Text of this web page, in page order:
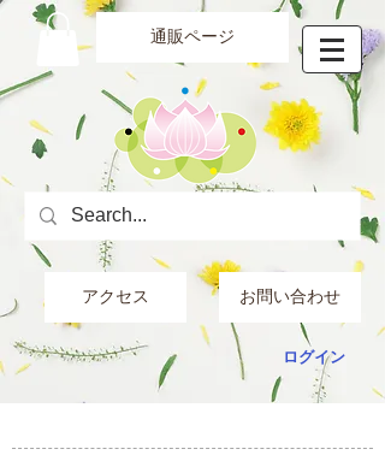
通販ページ
アクセス お問い合わせ
ログイン